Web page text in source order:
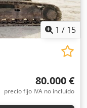
1 / 15
80.000 €
precio fijo IVA no incluído